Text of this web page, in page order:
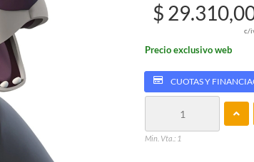
$
c/
Precio exclusivo web
CUOTAS Y
Min. Vta.: 1